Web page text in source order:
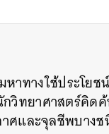
าทางใช้ประโย
วิทยาศาสตร์คิด
ศและจุลชีพบางช